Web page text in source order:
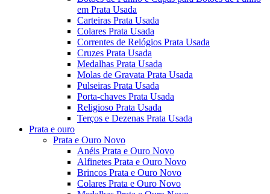
em Prata Usada
Carteiras Prata Usada
Colares Prata Usada
Correntes de Relógios Prata Usada
Cruzes Prata Usada
Medalhas Prata Usada
Molas de Gravata Prata Usada
Pulseiras Prata Usada
Porta-chaves Prata Usada
Religioso Prata Usada
Terços e Dezenas Prata Usada
Prata e ouro
Prata e Ouro Novo
Anéis Prata e Ouro Novo
Alfinetes Prata e Ouro Novo
Brincos Prata e Ouro Novo
Colares Prata e Ouro Novo